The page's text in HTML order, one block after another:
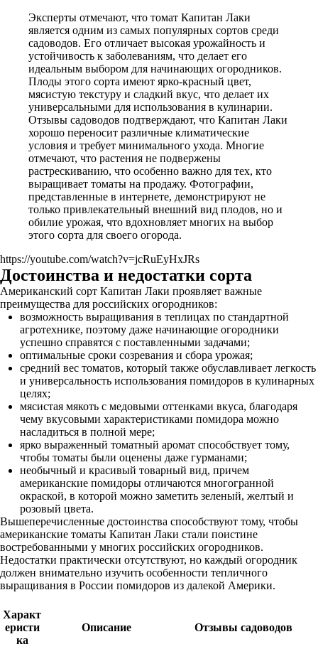
Эксперты отмечают, что томат Капитан Лаки
является одним из самых популярных сортов среди
садоводов. Его отличает высокая урожайность и
устойчивость к заболеваниям, что делает его
идеальным выбором для начинающих огородников.
Плоды этого сорта имеют ярко-красный цвет,
мясистую текстуру и сладкий вкус, что делает их
универсальными для использования в кулинарии.
Отзывы садоводов подтверждают, что Капитан Лаки
хорошо переносит различные климатические
условия и требует минимального ухода. Многие
отмечают, что растения не подвержены
растрескиванию, что особенно важно для тех, кто
выращивает томаты на продажу. Фотографии,
представленные в интернете, демонстрируют не
только привлекательный внешний вид плодов, но и
обилие урожая, что вдохновляет многих на выбор
этого сорта для своего огорода.
https://youtube.com/watch?v=jcRuEyHxJRs
Достоинства и недостатки сорта
Американский сорт Капитан Лаки проявляет важные
преимущества для российских огородников:
возможность выращивания в теплицах по стандартной
агротехнике, поэтому даже начинающие огородники
успешно справятся с поставленными задачами;
оптимальные сроки созревания и сбора урожая;
средний вес томатов, который также обуславливает легкость
и универсальность использования помидоров в кулинарных
целях;
мясистая мякоть с медовыми оттенками вкуса, благодаря
чему вкусовыми характеристиками помидора можно
насладиться в полной мере;
ярко выраженный томатный аромат способствует тому,
чтобы томаты были оценены даже гурманами;
необычный и красивый товарный вид, причем
американские помидоры отличаются многогранной
окраской, в которой можно заметить зеленый, желтый и
розовый цвета.
Вышеперечисленные достоинства способствуют тому, чтобы
американские томаты Капитан Лаки стали поистине
востребованными у многих российских огородников.
Недостатки практически отсутствуют, но каждый огородник
должен внимательно изучить особенности тепличного
выращивания в России помидоров из далекой Америки.
Характ
еристи
ка
Описание Отзывы садоводов